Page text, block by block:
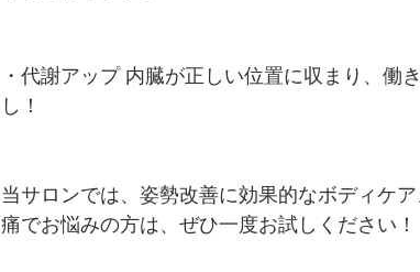
・代謝アップ 内臓が正しい位置に収まり、働
し！
当サロンでは、姿勢改善に効果的なボディケ
痛でお悩みの方は、ぜひ一度お試しください！